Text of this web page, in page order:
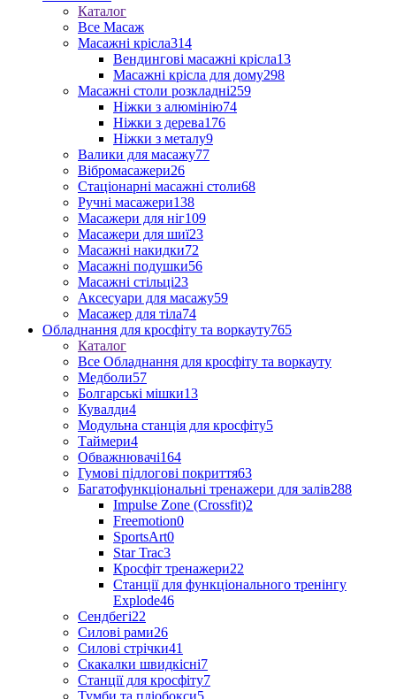
Каталог
Все Масаж
Масажні крісла314
Вендингові масажні крісла13
Масажні крісла для дому298
Масажні столи розкладні259
Ніжки з алюмінію74
Ніжки з дерева176
Ніжки з металу9
Валики для масажу77
Вібромасажери26
Стаціонарні масажні столи68
Ручні масажери138
Масажери для ніг109
Масажери для шиї23
Масажні накидки72
Масажні подушки56
Масажні стільці23
Аксесуари для масажу59
Масажер для тіла74
Обладнання для кросфіту та воркауту765
Каталог
Все Обладнання для кросфіту та воркауту
Медболи57
Болгарські мішки13
Кувалди4
Модульна станція для кросфіту5
Таймери4
Обважнювачі164
Гумові підлогові покриття63
Багатофункціональні тренажери для залів288
Impulse Zone (Crossfit)2
Freemotion0
SportsArt0
Star Trac3
Кросфіт тренажери22
Станції для функціонального тренінгу
Explode46
Сендбегі22
Силові рами26
Силові стрічки41
Скакалки швидкісні7
Станції для кросфіту7
Тумби та пліобокси5